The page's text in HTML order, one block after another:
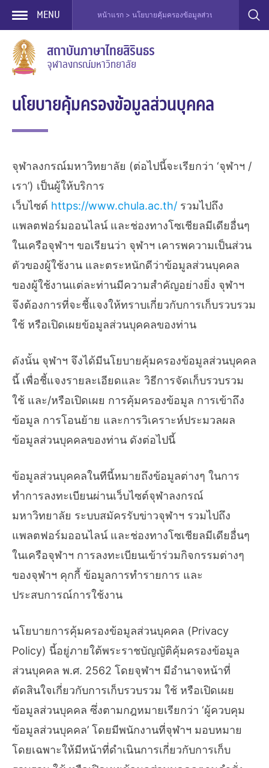
Skip
content
MENU หน้าแรก > นโยบายคุ้มครองข้อมูลส่วนบุคคล
สถาบันภาษาไทยสิรินธร
จุฬาลงกรณ์มหาวิทยาลัย
นโยบายคุ้มครองข้อมูลส่วนบุคคล
จุฬาลงกรณ์มหาวิทยาลัย (ต่อไปนี้จะเรียกว่า ‘จุฬาฯ /
เรา’) เป็นผู้ให้บริการ
เว็บไซต์ https://www.chula.ac.th/ รวมไปถึง
แพลตฟอร์มออนไลน์ และช่องทางโซเชียลมีเดียอื่นๆ
ในเครือจุฬาฯ ขอเรียนว่า จุฬาฯ เคารพความเป็นส่วน
ตัวของผู้ใช้งาน และตระหนักดีว่าข้อมูลส่วนบุคคล
ของผู้ใช้งานแต่ละท่านมีความสำคัญอย่างยิ่ง จุฬาฯ
จึงต้องการที่จะชี้แจงให้ทราบเกี่ยวกับการเก็บรวบรวม
ใช้ หรือเปิดเผยข้อมูลส่วนบุคคลของท่าน
ดังนั้น จุฬาฯ จึงได้มีนโยบายคุ้มครองข้อมูลส่วนบุคคล
นี้ เพื่อชี้แจงรายละเอียดและ วิธีการจัดเก็บรวบรวม
ใช้ และ/หรือเปิดเผย การคุ้มครองข้อมูล การเข้าถึง
ข้อมูล การโอนย้าย และการวิเคราะห์ประมวลผล
ข้อมูลส่วนบุคคลของท่าน ดังต่อไปนี้
ข้อมูลส่วนบุคคลในทีนี้หมายถึงข้อมูลต่างๆ ในการ
ทำการลงทะเบียนผ่านเว็บไซต์จุฬาลงกรณ์
มหาวิทยาลัย ระบบสมัครรับข่าวจุฬาฯ รวมไปถึง
แพลตฟอร์มออนไลน์ และช่องทางโซเชียลมีเดียอื่นๆ
ในเครือจุฬาฯ การลงทะเบียนเข้าร่วมกิจกรรมต่างๆ
ของจุฬาฯ คุกกี้ ข้อมูลการทำรายการ และ
ประสบการณ์การใช้งาน
นโยบายการคุ้มครองข้อมูลส่วนบุคคล (Privacy
Policy) นี้อยู่ภายใต้พระราชบัญญัติคุ้มครองข้อมูล
ส่วนบุคคล พ.ศ. 2562 โดยจุฬาฯ มีอำนาจหน้าที่
ตัดสินใจเกี่ยวกับการเก็บรวบรวม ใช้ หรือเปิดเผย
ข้อมูลส่วนบุคคล ซึ่งตามกฎหมายเรียกว่า ‘ผู้ควบคุม
ข้อมูลส่วนบุคคล’ โดยมีพนักงานที่จุฬาฯ มอบหมาย
โดยเฉพาะให้มีหน้าที่ดำเนินการเกี่ยวกับการเก็บ